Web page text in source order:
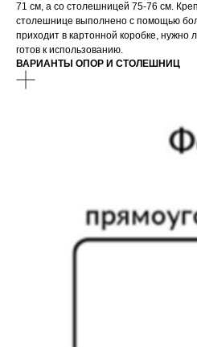
71 см, а со столешницей 75-76 см.
столешнице выполнено с помощью
приходит в картонной коробке, нужно
готов к использованию.
ВАРИАНТЫ ОПОР И СТОЛЕШНИЦ